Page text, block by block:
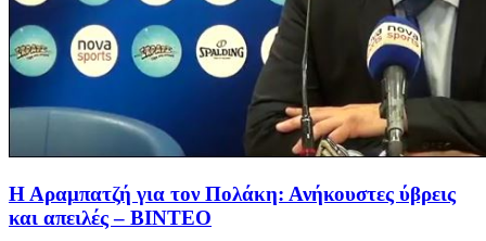
Η Αραμπατζή για τον Πολάκη: Ανήκουστες ύβρεις
και απειλές – ΒΙΝΤΕΟ